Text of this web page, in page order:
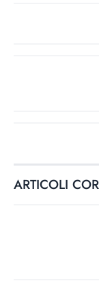
ARTICOLI